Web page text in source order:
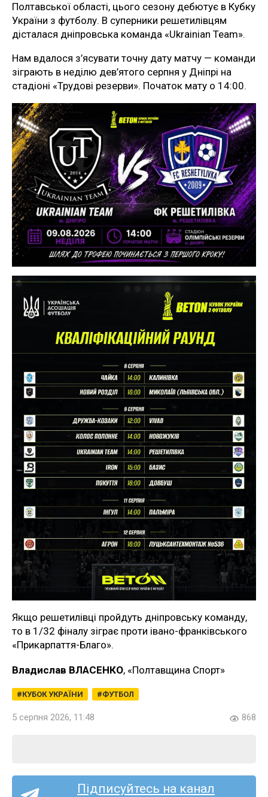
Полтавської області, цього сезону дебютує в Кубку
України з футболу. В суперники решетилівцям
дісталася дніпровська команда «Ukrainian Team».
Нам вдалося з’ясувати точну дату матчу — команди
зіграють в неділю дев’ятого серпня у Дніпрі на
стадіоні «Трудові резерви». Початок мату о 14:00.
Якщо решетилівці пройдуть дніпровську команду,
то в 1/32 фіналу зіграє проти івано-франківського
«Прикарпаття-Благо».
Владислав ВЛАСЕНКО, «Полтавщина Спорт»
КУБОК УКРАЇНИ ФУТБОЛ
5 серпня 2026, 11:48 868
Підписуйтесь на канал